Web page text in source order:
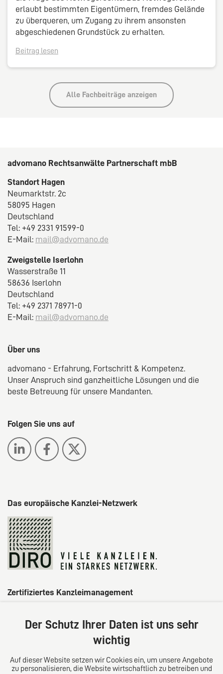
erlaubt bestimmten Eigentümern, fremdes Gelände
zu überqueren, um Zugang zu ihrem ansonsten
abgeschiedenen Grundstück zu erhalten.
Beitrag lesen
Alle Fachbeiträge anzeigen
advomano Rechtsanwälte Partnerschaft mbB
Standort Hagen
Neumarktstr. 2c
58095 Hagen
Deutschland
Tel: +49 2331 91599-0
E-Mail: mail@advomano.de
Zweigstelle Iserlohn
Wasserstraße 11
58636 Iserlohn
Deutschland
Tel: +49 2371 78971-0
E-Mail: mail@advomano.de
Über uns
advomano - Erfahrung, Fortschritt & Kompetenz.
Unser Anspruch sind ganzheitliche Lösungen und die
beste Betreuung für unsere Mandanten.
Folgen Sie uns auf
Das europäische Kanzlei-Netzwerk
Zertifiziertes Kanzleimanagement
Der Schutz Ihrer Daten ist uns sehr
wichtig
Auf dieser Website setzen wir Cookies ein, um unsere Angebote
zu personalisieren, die Website wirtschaftlich zu betreiben und